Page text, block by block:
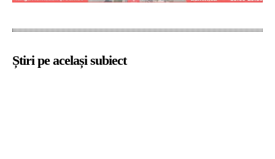
Știri pe același subiect